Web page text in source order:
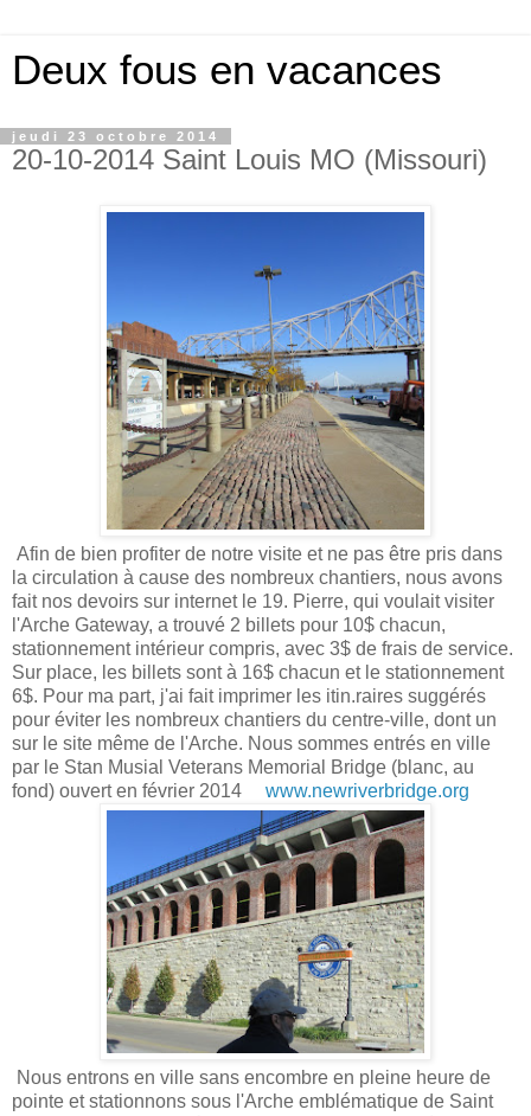
Deux fous en vacances
jeudi 23 octobre 2014
20-10-2014 Saint Louis MO (Missouri)
Afin de bien profiter de notre visite et ne pas être pris dans
la circulation à cause des nombreux chantiers, nous avons
fait nos devoirs sur internet le 19. Pierre, qui voulait visiter
l'Arche Gateway, a trouvé 2 billets pour 10$ chacun,
stationnement intérieur compris, avec 3$ de frais de service.
Sur place, les billets sont à 16$ chacun et le stationnement
6$. Pour ma part, j'ai fait imprimer les itin.raires suggérés
pour éviter les nombreux chantiers du centre-ville, dont un
sur le site même de l'Arche. Nous sommes entrés en ville
par le Stan Musial Veterans Memorial Bridge (blanc, au
fond) ouvert en février 2014 www.newriverbridge.org
Nous entrons en ville sans encombre en pleine heure de
pointe et stationnons sous l'Arche emblématique de Saint